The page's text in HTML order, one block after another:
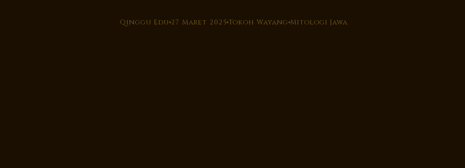
Qinggu Edu 27 Maret 2025 Tokoh Wayang Mitologi Jawa